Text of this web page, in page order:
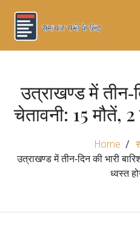
उत्राखण्ड में
चेतावनी: 15 मौतें,
Home
उत्राखण्ड में तीन‑दिन की भारी
ध्वस्त